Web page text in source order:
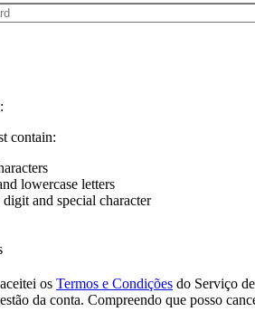
contain:
lowercase letters
and special character
os Termos e Condições do Serviço
da conta. Compreendo que posso